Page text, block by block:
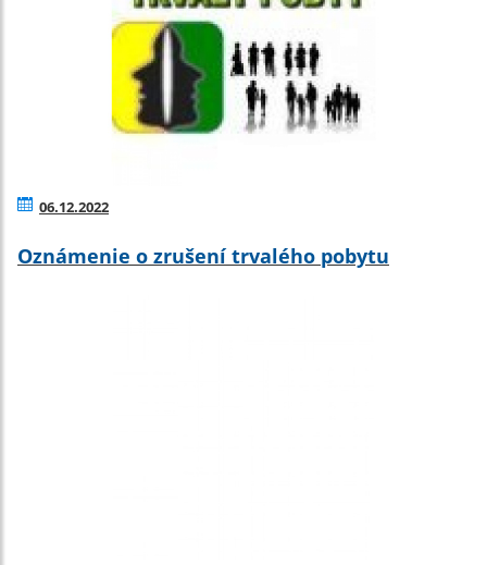
06.12.2022
Oznámenie o zrušení trvalého pobytu